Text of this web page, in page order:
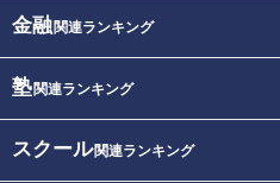
金融関連ランキング
塾関連ランキング
スクール関連ランキング